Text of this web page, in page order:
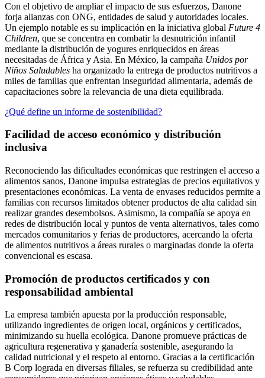
Con el objetivo de ampliar el impacto de sus esfuerzos, Danone
forja alianzas con ONG, entidades de salud y autoridades locales.
Un ejemplo notable es su implicación en la iniciativa global Future 4
Children, que se concentra en combatir la desnutrición infantil
mediante la distribución de yogures enriquecidos en áreas
necesitadas de África y Asia. En México, la campaña Unidos por
Niños Saludables ha organizado la entrega de productos nutritivos a
miles de familias que enfrentan inseguridad alimentaria, además de
capacitaciones sobre la relevancia de una dieta equilibrada.
¿Qué define un informe de sostenibilidad?
Facilidad de acceso económico y distribución
inclusiva
Reconociendo las dificultades económicas que restringen el acceso a
alimentos sanos, Danone impulsa estrategias de precios equitativos y
presentaciones económicas. La venta de envases reducidos permite a
familias con recursos limitados obtener productos de alta calidad sin
realizar grandes desembolsos. Asimismo, la compañía se apoya en
redes de distribución local y puntos de venta alternativos, tales como
mercados comunitarios y ferias de productores, acercando la oferta
de alimentos nutritivos a áreas rurales o marginadas donde la oferta
convencional es escasa.
Promoción de productos certificados y con
responsabilidad ambiental
La empresa también apuesta por la producción responsable,
utilizando ingredientes de origen local, orgánicos y certificados,
minimizando su huella ecológica. Danone promueve prácticas de
agricultura regenerativa y ganadería sostenible, asegurando la
calidad nutricional y el respeto al entorno. Gracias a la certificación
B Corp lograda en diversas filiales, se refuerza su credibilidad ante